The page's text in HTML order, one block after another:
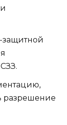
защитной
разрешение